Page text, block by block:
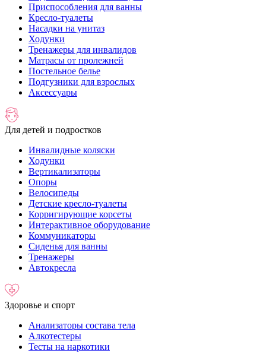
Приспособления для ванны
Кресло-туалеты
Насадки на унитаз
Ходунки
Тренажеры для инвалидов
Матрасы от пролежней
Постельное белье
Подгузники для взрослых
Аксессуары
Для детей и подростков
Инвалидные коляски
Ходунки
Вертикализаторы
Опоры
Велосипеды
Детские кресло-туалеты
Корригирующие корсеты
Интерактивное оборудование
Коммуникаторы
Сиденья для ванны
Тренажеры
Автокресла
Здоровье и спорт
Анализаторы состава тела
Алкотестеры
Тесты на наркотики